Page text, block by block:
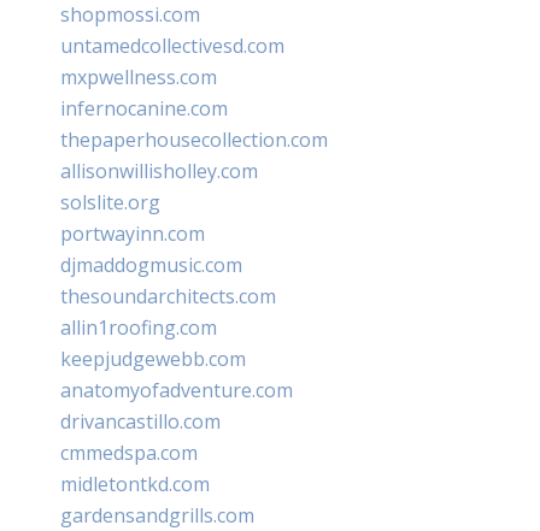
shopmossi.com
untamedcollectivesd.com
mxpwellness.com
infernocanine.com
thepaperhousecollection.com
allisonwillisholley.com
solslite.org
portwayinn.com
djmaddogmusic.com
thesoundarchitects.com
allin1roofing.com
keepjudgewebb.com
anatomyofadventure.com
drivancastillo.com
cmmedspa.com
midletontkd.com
gardensandgrills.com